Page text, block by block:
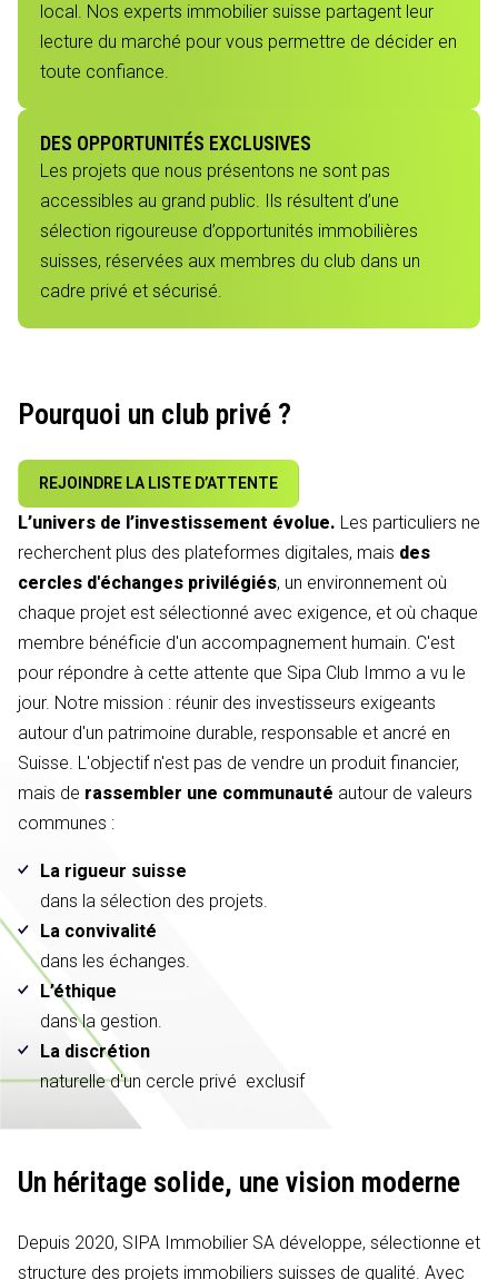
local. Nos experts immobilier suisse partagent leur
lecture du marché pour vous permettre de décider en
toute confiance.
DES OPPORTUNITÉS EXCLUSIVES
Les projets que nous présentons ne sont pas
accessibles au grand public. Ils résultent d’une
sélection rigoureuse d’opportunités immobilières
suisses, réservées aux membres du club dans un
cadre privé et sécurisé.
Pourquoi un club privé ?
REJOINDRE LA LISTE D’ATTENTE
L’univers de l’investissement évolue. Les particuliers ne
recherchent plus des plateformes digitales, mais des
cercles d'échanges privilégiés, un environnement où
chaque projet est sélectionné avec exigence, et où chaque
membre bénéficie d'un accompagnement humain. C'est
pour répondre à cette attente que Sipa Club Immo a vu le
jour. Notre mission : réunir des investisseurs exigeants
autour d'un patrimoine durable, responsable et ancré en
Suisse. L'objectif n'est pas de vendre un produit financier,
mais de rassembler une communauté autour de valeurs
communes :
La rigueur suisse
dans la sélection des projets.
La convivalité
dans les échanges.
L’éthique
dans la gestion.
La discrétion
naturelle d'un cercle privé exclusif
Un héritage solide, une vision moderne
Depuis 2020, SIPA Immobilier SA développe, sélectionne et
structure des projets immobiliers suisses de qualité. Avec